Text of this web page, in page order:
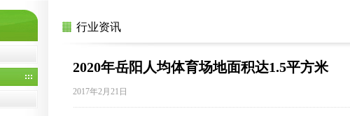
行业资讯
2020年岳阳人均体育场地面积达1.5平方米
2017年2月21日